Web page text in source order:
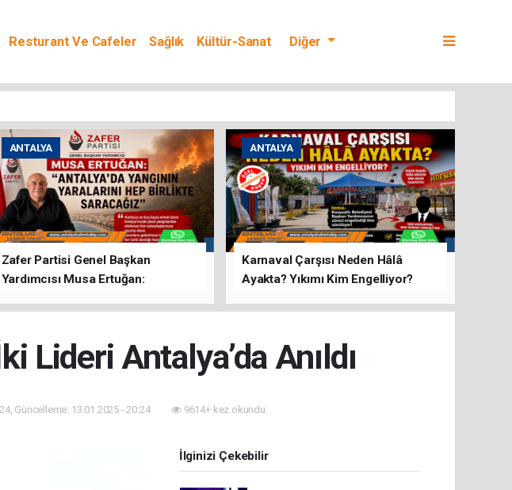
Resturant Ve Cafeler Sağlık
Kültür-Sanat
Diğer
ANTALYA
Zafer Partisi Genel Başkan
Yardımcısı Musa Ertuğan:
ANTALYA
Karnaval Çarşısı Neden Hâlâ
Ayakta? Yıkımı Kim Engelliyor?
Lideri Antalya’da Anıldı
Güncelleme: 13.01.2025 - 20:24 9614+ kez okundu.
İlginizi Çekebilir